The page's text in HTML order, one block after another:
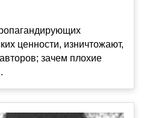
ценности, изничтожают,
зачем плохие